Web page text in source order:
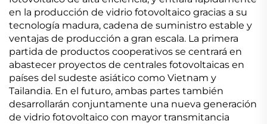
en la producción de vidrio fotovoltaico gracias a su
tecnología madura, cadena de suministro estable y
ventajas de producción a gran escala. La primera
partida de productos cooperativos se centrará en
abastecer proyectos de centrales fotovoltaicas en
países del sudeste asiático como Vietnam y
Tailandia. En el futuro, ambas partes también
desarrollarán conjuntamente una nueva generación
de vidrio fotovoltaico con mayor transmitancia